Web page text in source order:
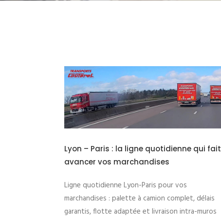
Nos nouveaux camions Mercedes Actros L
sont sur la route !
Des premiers camions Mercedes aux nouveaux
Actros L, découvrez l’évolution de notre flotte et
notre engagement sur l’axe Paris – Lyon.